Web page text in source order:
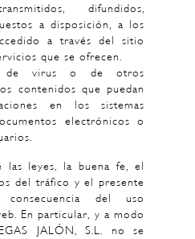
difundidos,
a disposición, a los
a través del sitio
que se ofrecen.
de virus o de otros
contenidos que puedan
en los sistemas
electrónicos o
las leyes, la buena fe, el
del tráfico y el presente
del uso
En particular, y a modo
JALÓN, S.L. no se